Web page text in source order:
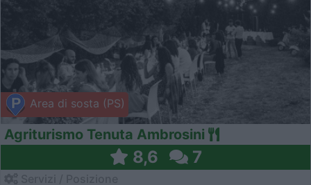
Area di sosta (PS)
Agriturismo Tenuta Ambrosini
8,6 7